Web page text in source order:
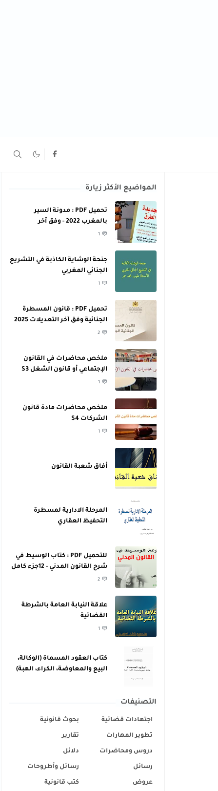
المواضيع الأكثر زيارة
تحميل PDF : مدونة السير
بالمغرب 2022 - وفق آخر
التعديلات
1
جنحة الوشاية الكاذبة في التشريع
الجنائي المغربي
1
تحميل PDF : قانون المسطرة
الجنائية وفق آخر التعديلات 2025
2
ملخص محاضرات في القانون
الإجتماعي أو قانون الشغل S3
1
ملخص محاضرات مادة قانون
الشركات S4
1
أفاق شعبة القانون
المرحلة الادارية لمسطرة
التحفيظ العقاري
للتحميل PDF : كتاب الوسيط في
شرح القانون المدني - 12جزء كامل
- للدكتور عبد الرازق السنهوري
2
علاقة النيابة العامة بالشرطة
القضائية
1
كتاب العقود المسماة (الوكالة،
البيع والمعاوضة، الكراء، الهبة)
التصنيفات
اجتهادات قضائية بحوث قانونية
تطوير المهارات تقارير
دروس ومحاضرات دلائل
رسائل رسائل وأطروحات
عروض كتب قانونية